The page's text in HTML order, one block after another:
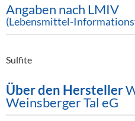
Angaben nach LMIV
(Lebensmittel-
Sulfite
Über den Hersteller
Weinsberger Tal eG